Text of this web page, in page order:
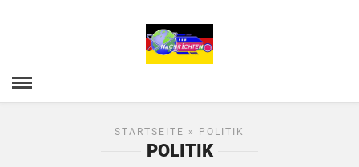
STARTSEITE » POLITIK
POLITIK